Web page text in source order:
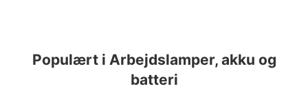
Populært i Arbejdslamper, akku og
batteri